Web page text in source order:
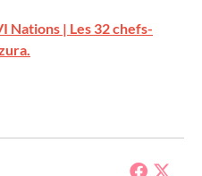
Nations | Les 32 chefs-